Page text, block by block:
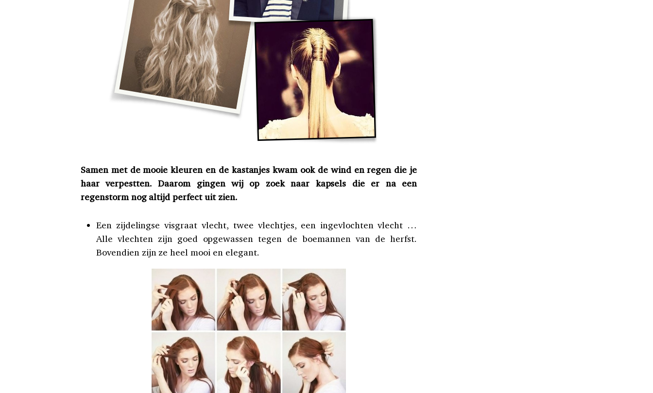
Samen met de mooie kleuren en de kastanjes kwam ook de wind en regen die je
haar verpestten. Daarom gingen wij op zoek naar kapsels die er na een
regenstorm nog altijd perfect uit zien.
Een zijdelingse visgraat vlecht, twee vlechtjes, een ingevlochten vlecht …
Alle vlechten zijn goed opgewassen tegen de boemannen van de herfst.
Bovendien zijn ze heel mooi en elegant.